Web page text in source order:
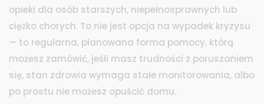
opieki dla osób starszych, niepełnosprawnych lub
ciężko chorych. To nie jest opcja na wypadek kryzysu
— to regularna, planowana forma pomocy, którą
możesz zamówić, jeśli masz trudności z poruszaniem
się, stan zdrowia wymaga stałe monitorowania, albo
po prostu nie możesz opuścić domu.